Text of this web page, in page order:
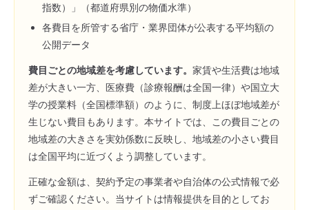
指数）」（都道府県別の物価水準）
各費目を所管する省庁・業界団体が公表する平均額の
公開データ
費目ごとの地域差を考慮しています。 家賃や生活費は地域
差が大きい一方、医療費（診療報酬は全国一律）や国立大
学の授業料（全国標準額）のように、制度上ほぼ地域差が
生じない費目もあります。本サイトでは、この費目ごとの
地域差の大きさを実効係数に反映し、地域差の小さい費目
は全国平均に近づくよう調整しています。
正確な金額は、契約予定の事業者や自治体の公式情報で必
ずご確認ください。当サイトは情報提供を目的としてお